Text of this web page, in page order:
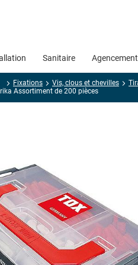
Sanitaire Agencement
Fixations Vis, clous et chevilles
Assortiment de 200 pièces